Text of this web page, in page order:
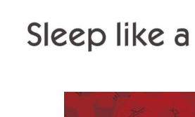
Skip to content